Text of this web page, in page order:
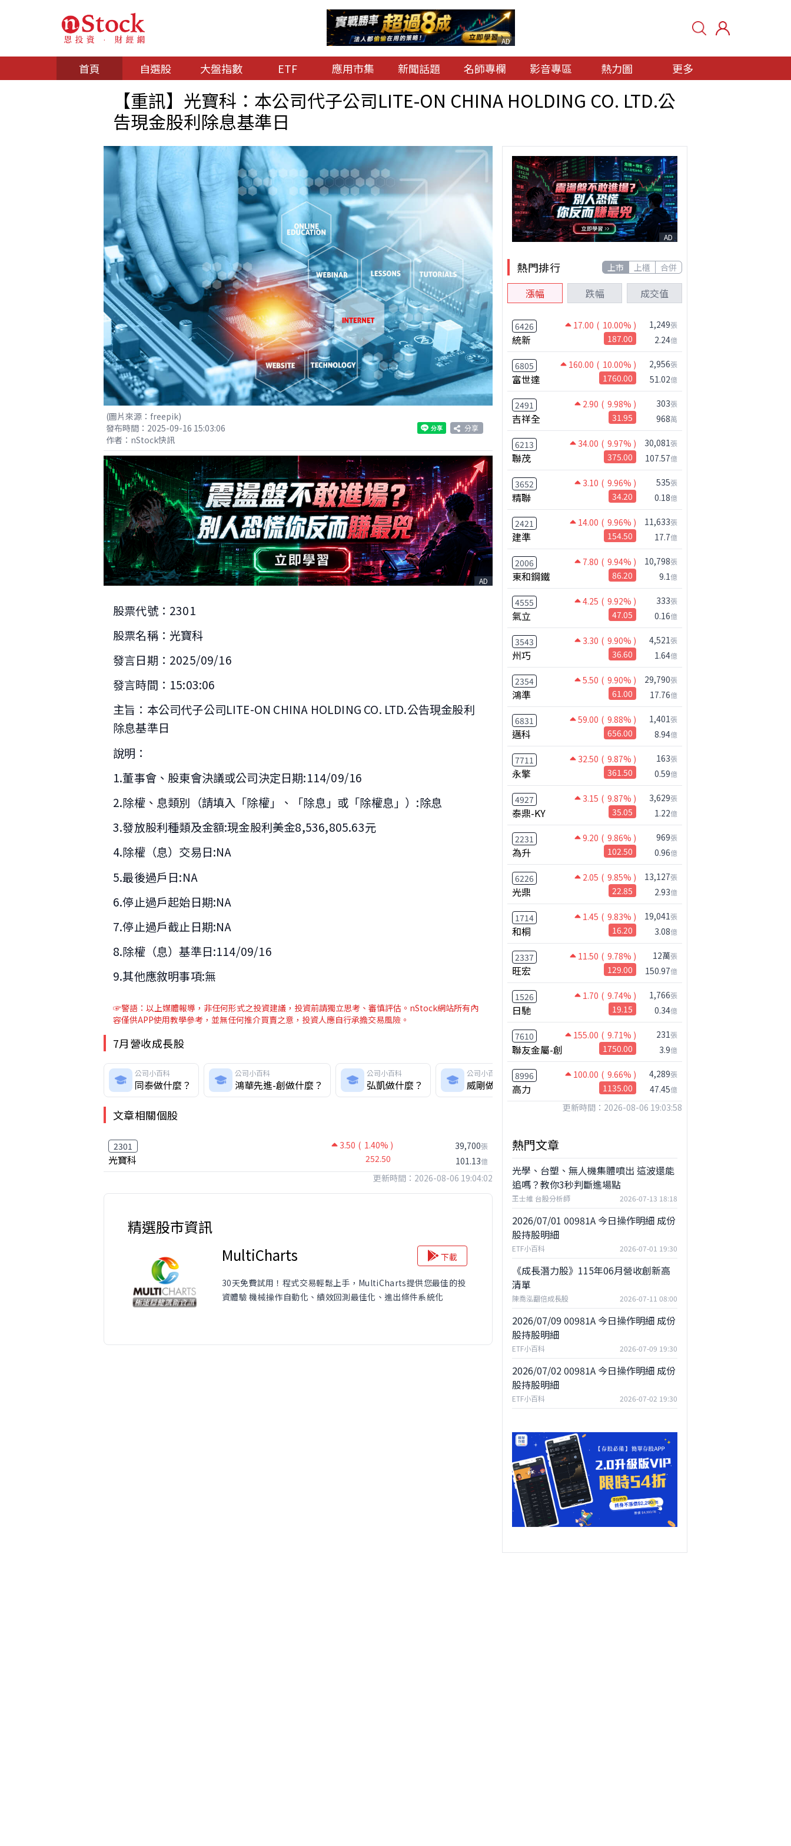
AD
首頁 自選股 大盤指數 ETF 應用市集 新聞話題 名師專欄 影音專區 熱力圖 更多
【重訊】光寶科：本公司代子公司LITE-ON CHINA HOLDING CO. LTD.公
告現金股利除息基準日
(圖片來源：freepik)
發布時間：2025-09-16 15:03:06
分享
作者：nStock快訊
AD
股票代號：2301
股票名稱：光寶科
發言日期：2025/09/16
發言時間：15:03:06
主旨：本公司代子公司LITE-ON CHINA HOLDING CO. LTD.公告現金股利
除息基準日
說明：
1.董事會、股東會決議或公司決定日期:114/09/16
2.除權、息類別（請填入「除權」、「除息」或「除權息」）:除息
3.發放股利種類及金額:現金股利美金8,536,805.63元
4.除權（息）交易日:NA
5.最後過戶日:NA
6.停止過戶起始日期:NA
7.停止過戶截止日期:NA
8.除權（息）基準日:114/09/16
9.其他應敘明事項:無
☞警語：以上媒體報導 ，非任何形式之投資建議，投資前請獨立思考、審慎評估。nStock網站所有內
容僅供APP使用教學參考，並無任何推介買賣之意，投資人應自行承擔交易風險。
7月營收成長股
公司小百科
同泰做什麼？
公司小百科
鴻華先進-創做什麼？
公司小百科
弘凱做什麼？
公司小百科
威剛做什麼？
公司小百科
藥華藥做什麼？
文章相關個股
2301 3.50 ( 1.40% )
光寶科 252.50
39,700張
101.13億
更新時間：2026-08-06 19:04:02
精選股市資訊
MultiCharts
下載
30天免費試用！程式交易輕鬆上手，MultiCharts提供您最佳的投
資體驗 機械操作自動化、績效回測最佳化、進出條件系統化
AD
熱門排行 上市 上櫃 合併
漲幅 跌幅 成交值
6426 17.00 ( 10.00% )
統新 187.00
1,249張
2.24億
6805 160.00 ( 10.00% )
富世達 1760.00
2,956張
51.02億
2491 2.90 ( 9.98% )
吉祥全 31.95
303張
968萬
6213 34.00 ( 9.97% )
聯茂 375.00
30,081張
107.57億
3652 3.10 ( 9.96% )
精聯 34.20
535張
0.18億
2421 14.00 ( 9.96% )
建準 154.50
11,633張
17.7億
2006 7.80 ( 9.94% )
東和鋼鐵 86.20
10,798張
9.1億
4555 4.25 ( 9.92% )
氣立 47.05
333張
0.16億
3543 3.30 ( 9.90% )
州巧 36.60
4,521張
1.64億
2354 5.50 ( 9.90% )
鴻準 61.00
29,790張
17.76億
6831 59.00 ( 9.88% )
邁科 656.00
1,401張
8.94億
7711 32.50 ( 9.87% )
永擎 361.50
163張
0.59億
4927 3.15 ( 9.87% )
泰鼎-KY 35.05
3,629張
1.22億
2231 9.20 ( 9.86% )
為升 102.50
969張
0.96億
6226 2.05 ( 9.85% )
光鼎 22.85
13,127張
2.93億
1714 1.45 ( 9.83% )
和桐 16.20
19,041張
3.08億
2337 11.50 ( 9.78% )
旺宏 129.00
12萬張
150.97億
1526 1.70 ( 9.74% )
日馳 19.15
1,766張
0.34億
7610 155.00 ( 9.71% )
聯友金屬-創 1750.00
231張
3.9億
8996 100.00 ( 9.66% )
高力 1135.00
4,289張
47.45億
更新時間：2026-08-06 19:03:58
熱門文章
光學、台塑、無人機集體噴出 這波還能
追嗎？教你3秒判斷進場點
王士維 台股分析師 2026-07-13 18:18
2026/07/01 00981A 今日操作明細 成份
股持股明細
ETF小百科 2026-07-01 19:30
《成長潛力股》115年06月營收創新高
清單
陳喬泓翻倍成長股 2026-07-11 08:00
2026/07/09 00981A 今日操作明細 成份
股持股明細
ETF小百科 2026-07-09 19:30
2026/07/02 00981A 今日操作明細 成份
股持股明細
ETF小百科 2026-07-02 19:30